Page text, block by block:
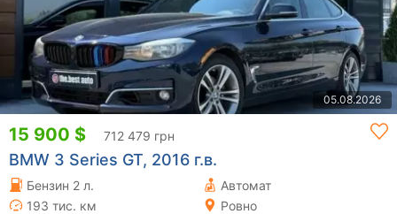
05.08.2026
15 900 $ 712 479 грн
BMW 3 Series GT, 2016 г.в.
Бензин 2 л.
Автомат
193 тис. км
Ровно